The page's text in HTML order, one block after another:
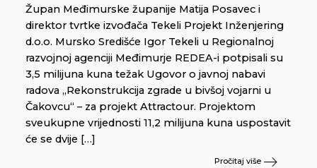
Župan Međimurske županije Matija Posavec i
direktor tvrtke izvođača Tekeli Projekt Inženjering
d.o.o. Mursko Središće Igor Tekeli u Regionalnoj
razvojnoj agenciji Međimurje REDEA-i potpisali su
3,5 milijuna kuna težak Ugovor o javnoj nabavi
radova „Rekonstrukcija zgrade u bivšoj vojarni u
Čakovcu“ – za projekt Attractour. Projektom
sveukupne vrijednosti 11,2 milijuna kuna uspostavit
će se dvije […]
Pročitaj više